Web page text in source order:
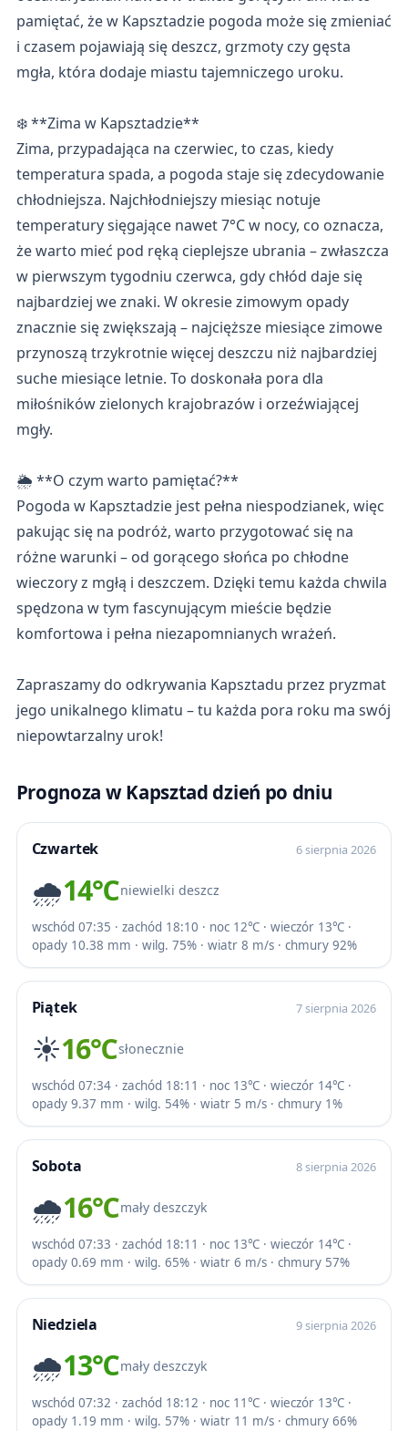
pamiętać, że w Kapsztadzie pogoda może się zmieniać
i czasem pojawiają się deszcz, grzmoty czy gęsta
mgła, która dodaje miastu tajemniczego uroku.
❄️ **Zima w Kapsztadzie**
Zima, przypadająca na czerwiec, to czas, kiedy
temperatura spada, a pogoda staje się zdecydowanie
chłodniejsza. Najchłodniejszy miesiąc notuje
temperatury sięgające nawet 7°C w nocy, co oznacza,
że warto mieć pod ręką cieplejsze ubrania – zwłaszcza
w pierwszym tygodniu czerwca, gdy chłód daje się
najbardziej we znaki. W okresie zimowym opady
znacznie się zwiększają – najcięższe miesiące zimowe
przynoszą trzykrotnie więcej deszczu niż najbardziej
suche miesiące letnie. To doskonała pora dla
miłośników zielonych krajobrazów i orzeźwiającej
mgły.
🌦️ **O czym warto pamiętać?**
Pogoda w Kapsztadzie jest pełna niespodzianek, więc
pakując się na podróż, warto przygotować się na
różne warunki – od gorącego słońca po chłodne
wieczory z mgłą i deszczem. Dzięki temu każda chwila
spędzona w tym fascynującym mieście będzie
komfortowa i pełna niezapomnianych wrażeń.
Zapraszamy do odkrywania Kapsztadu przez pryzmat
jego unikalnego klimatu – tu każda pora roku ma swój
niepowtarzalny urok!
Prognoza w Kapsztad dzień po dniu
Czwartek 6 sierpnia 2026
🌧️14℃niewielki deszcz
wschód 07:35 · zachód 18:10 · noc 12℃ · wieczór 13℃ ·
opady 10.38 mm · wilg. 75% · wiatr 8 m/s · chmury 92%
Piątek 7 sierpnia 2026
☀️16℃słonecznie
wschód 07:34 · zachód 18:11 · noc 13℃ · wieczór 14℃ ·
opady 9.37 mm · wilg. 54% · wiatr 5 m/s · chmury 1%
Sobota 8 sierpnia 2026
🌧️16℃mały deszczyk
wschód 07:33 · zachód 18:11 · noc 13℃ · wieczór 14℃ ·
opady 0.69 mm · wilg. 65% · wiatr 6 m/s · chmury 57%
Niedziela 9 sierpnia 2026
🌧️13℃mały deszczyk
wschód 07:32 · zachód 18:12 · noc 11℃ · wieczór 13℃ ·
opady 1.19 mm · wilg. 57% · wiatr 11 m/s · chmury 66%